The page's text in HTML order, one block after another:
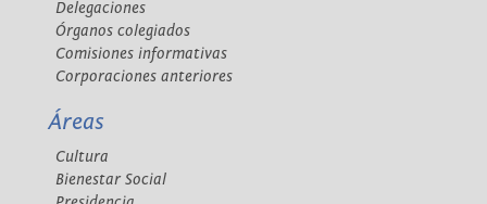
Delegaciones
Órganos colegiados
Comisiones informativas
Corporaciones anteriores
Áreas
Cultura
Bienestar Social